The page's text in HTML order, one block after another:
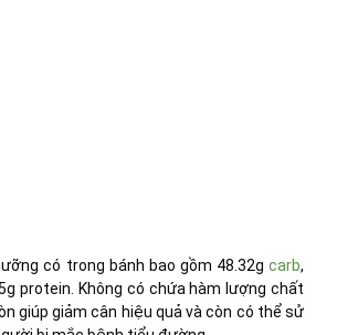
có trong bánh bao gồm 48.32g carb,
protein. Không có chứa hàm lượng chất
giúp giảm cân hiệu quả và còn có thể sử